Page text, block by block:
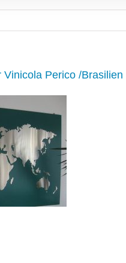
Perico /Brasilien